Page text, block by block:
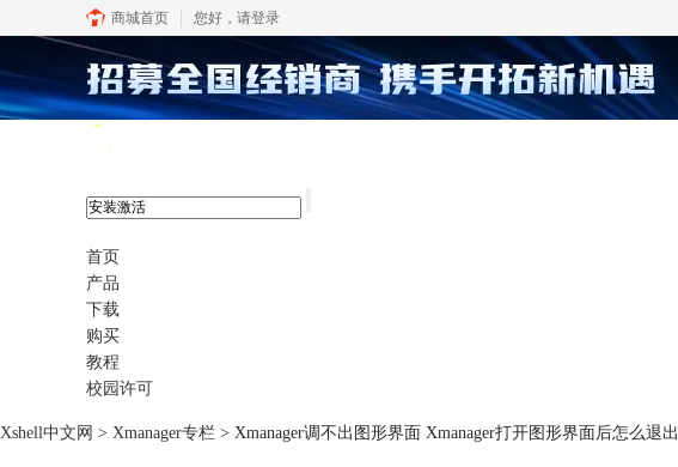
商城首页 您好， 请登录
首页
产品
下载
购买
教程
校园许可
Xshell中文网 > Xmanager专栏 > Xmanager调不出图形界面 Xmanager打开图形界面后怎么退出